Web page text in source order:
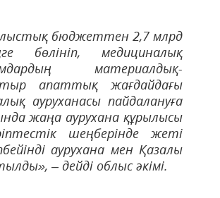
бюджеттен 2,7 млрд
бөлініп, медициналық
материалдық-
апаттық жағдайдағы
ауруханасы пайдалануға
жаңа аурухана құрылысы
шеңберінде жеті
аурухана мен Қазалы
– дейді облыс әкімі.